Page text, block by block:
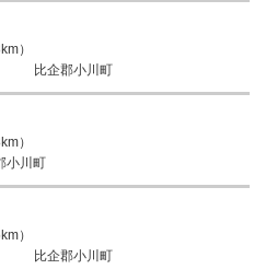
）
比企郡小川町
）
小川町
）
比企郡小川町